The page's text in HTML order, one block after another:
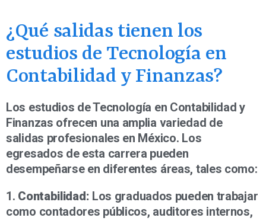
¿Qué salidas tienen los
estudios de Tecnología en
Contabilidad y Finanzas?
Los estudios de Tecnología en Contabilidad y
Finanzas ofrecen una amplia variedad de
salidas profesionales en México. Los
egresados de esta carrera pueden
desempeñarse en diferentes áreas, tales como:
1. Contabilidad: Los graduados pueden trabajar
como contadores públicos, auditores internos,